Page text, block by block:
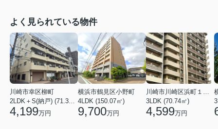
よく見られている物件
川崎市幸区柳町
4,199万円
横浜市鶴見区小野町
4LDK (150.07㎡)
9,700万円
3LDK (70.74㎡)
4,599万円